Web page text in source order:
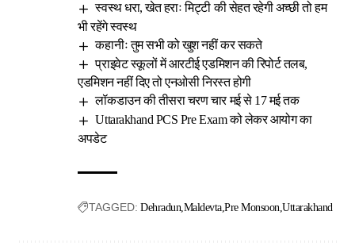
स्वस्थ धरा, खेत हराः मिट्टी की सेहत रहेगी अच्छी तो हम
भी रहेंगे स्वस्थ
कहानीः तुम सभी को खुश नहीं कर सकते
प्राइवेट स्कूलों में आरटीई एडमिशन की रिपोर्ट तलब,
एडमिशन नहीं दिए तो एनओसी निरस्त होगी
लॉकडाउन की तीसरा चरण चार मई से 17 मई तक
Uttarakhand PCS Pre Exam को लेकर आयोग का
अपडेट
TAGGED: Dehradun Maldevta Pre Monsoon Uttarakhand